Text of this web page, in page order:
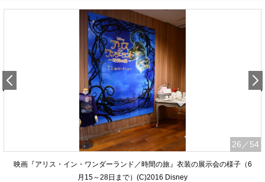
26 ／54
映画『アリス・イン・ワンダーランド／時間の旅』衣装の展示会の様子（6
月15～28日まで）(C)2016 Disney